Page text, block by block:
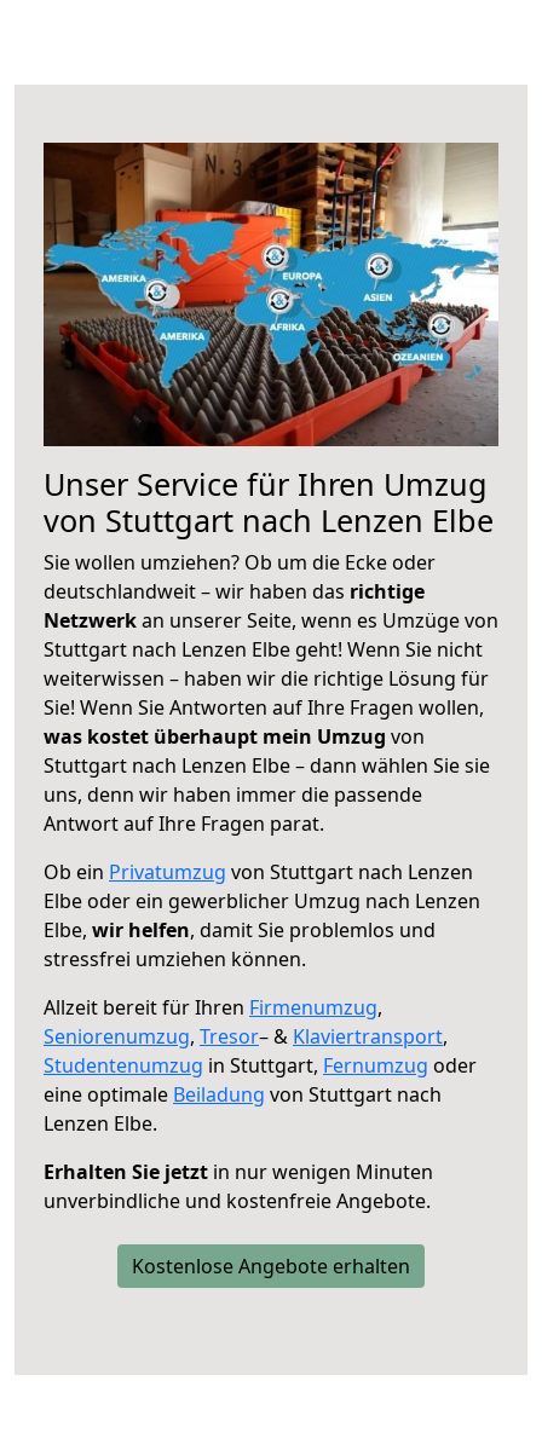
Unser Service für Ihren Umzug
von Stuttgart nach Lenzen Elbe
Sie wollen umziehen? Ob um die Ecke oder
deutschlandweit – wir haben das richtige
Netzwerkan unserer Seite, wenn es Umzüge von
Stuttgart nach Lenzen Elbe geht! Wenn Sie nicht
weiterwissen – haben wir die richtige Lösung für
Sie! Wenn Sie Antworten auf Ihre Fragen wollen,
was kostet überhaupt mein Umzug von
Stuttgart nach Lenzen Elbe – dann wählen Sie sie
uns, denn wir haben immer die passende
Antwort auf Ihre Fragen parat.
Ob ein Privatumzug von Stuttgart nach Lenzen
Elbe oder ein gewerblicher Umzug nach Lenzen
Elbe, wir helfen, damit Sie problemlos und
stressfrei umziehen können.
Allzeit bereit für Ihren Firmenumzug,
Seniorenumzug, Tresor– & Klaviertransport,
Studentenumzug in Stuttgart, Fernumzug oder
eine optimale Beiladung von Stuttgart nach
Lenzen Elbe.
Erhalten Sie jetzt in nur wenigen Minuten
unverbindliche und kostenfreie Angebote.
Kostenlose Angebote erhalten